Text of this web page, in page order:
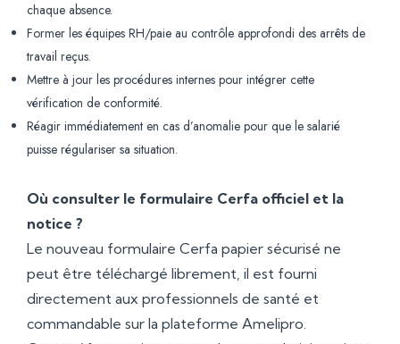
chaque absence.
Former les équipes RH/paie au contrôle approfondi des arrêts de
travail reçus.
Mettre à jour les procédures internes pour intégrer cette
vérification de conformité.
Réagir immédiatement en cas d’anomalie pour que le salarié
puisse régulariser sa situation.
Où consulter le formulaire Cerfa officiel et la
notice ?
Le nouveau formulaire Cerfa papier sécurisé ne
peut être téléchargé librement, il est fourni
directement aux professionnels de santé et
commandable sur la plateforme Amelipro.